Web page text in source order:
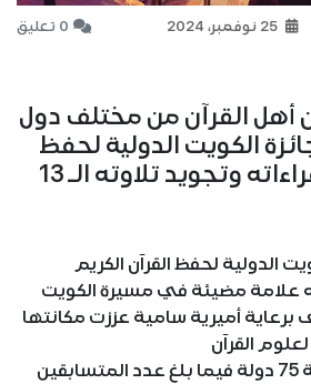
0 تعليق
القرآن من مختلف دول
الكويت الدولية لحفظ
وتجويد تلاوته الـ 13
الدولية لحفظ القرآن الكريم
علامة مضيئة في مسيرة الكويت
برعاية أميرية سامية عززت مكانتها
القرآن
شارك في هذه النسخة 75 دولة فيما بلغ عدد المتسابقين